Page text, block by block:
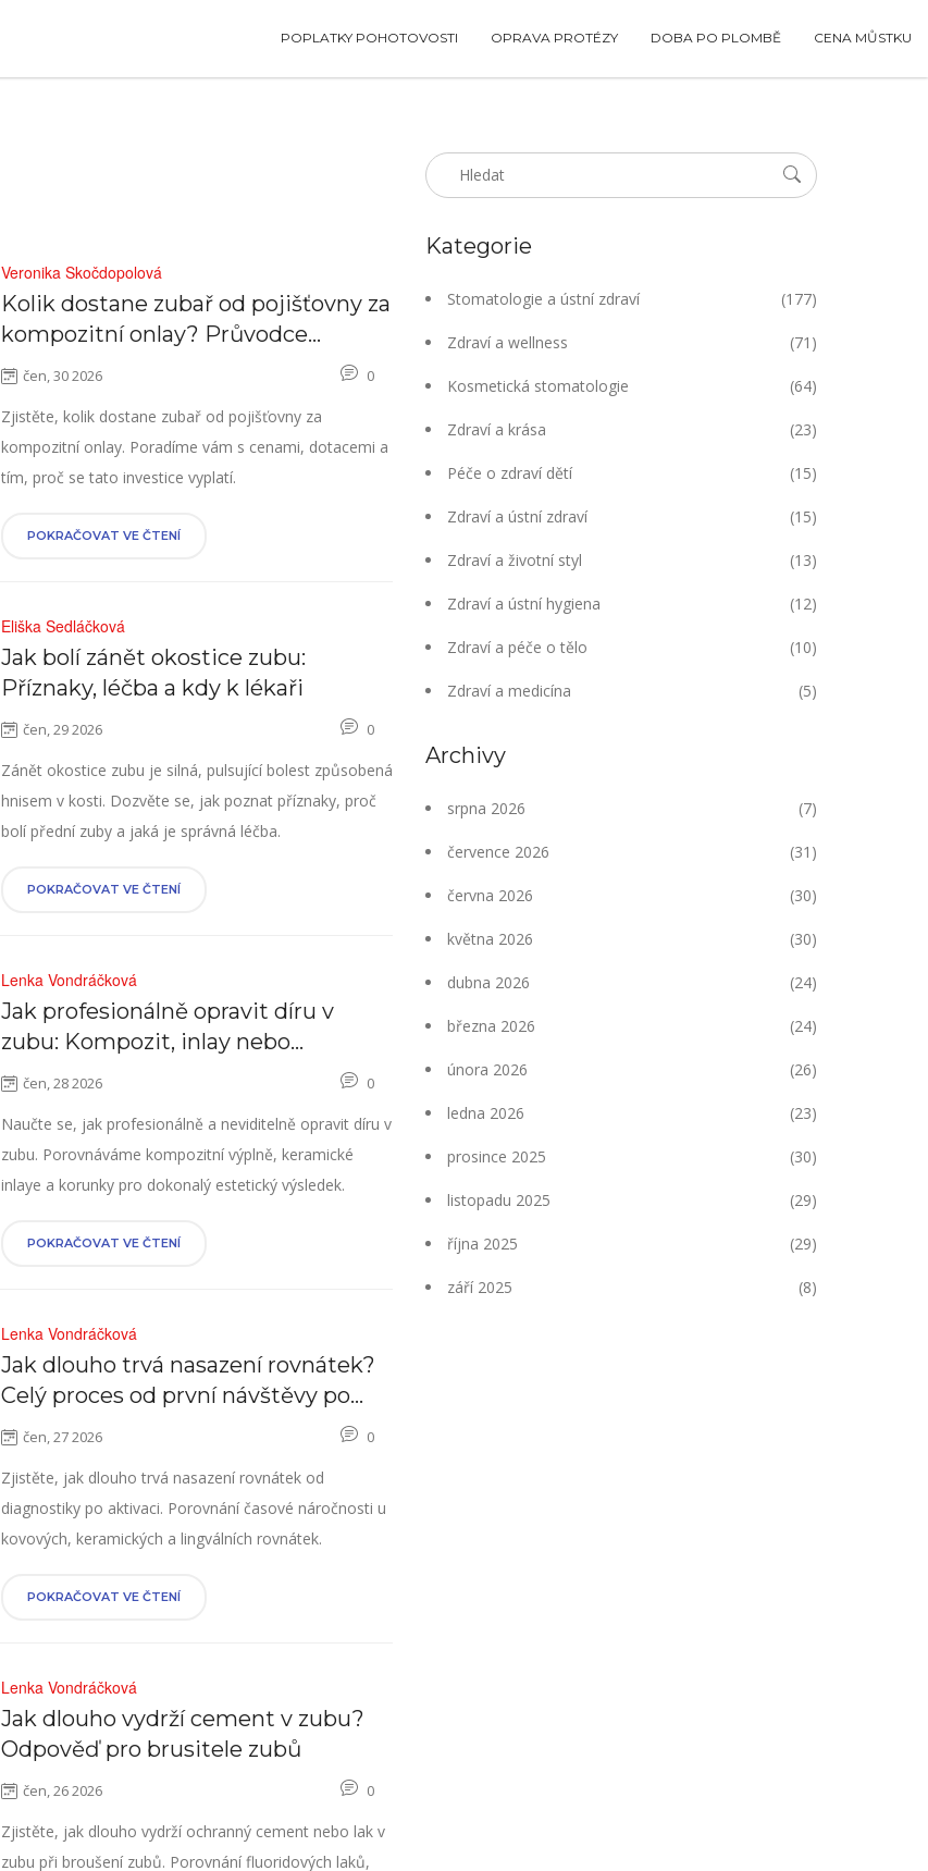
POPLATKY POHOTOVOSTI OPRAVA PROTÉZY DOBA PO PLOMBĚ CENA MŮSTKU
Veronika Skočdopolová
Kolik dostane zubař od pojišťovny za
kompozitní onlay? Průvodce
cenami a dotacemi v roce 2026
čen, 30 2026 0
Zjistěte, kolik dostane zubař od pojišťovny za
kompozitní onlay. Poradíme vám s cenami, dotacemi a
tím, proč se tato investice vyplatí.
POKRAČOVAT VE ČTENÍ
Eliška Sedláčková
Jak bolí zánět okostice zubu:
Příznaky, léčba a kdy k lékaři
čen, 29 2026 0
Zánět okostice zubu je silná, pulsující bolest způsobená
hnisem v kosti. Dozvěte se, jak poznat příznaky, proč
bolí přední zuby a jaká je správná léčba.
POKRAČOVAT VE ČTENÍ
Lenka Vondráčková
Jak profesionálně opravit díru v
zubu: Kompozit, inlay nebo
korunka?
čen, 28 2026 0
Naučte se, jak profesionálně a neviditelně opravit díru v
zubu. Porovnáváme kompozitní výplně, keramické
inlaye a korunky pro dokonalý estetický výsledek.
POKRAČOVAT VE ČTENÍ
Lenka Vondráčková
Jak dlouho trvá nasazení rovnátek?
Celý proces od první návštěvy po
aktivaci
čen, 27 2026 0
Zjistěte, jak dlouho trvá nasazení rovnátek od
diagnostiky po aktivaci. Porovnání časové náročnosti u
kovových, keramických a lingválních rovnátek.
POKRAČOVAT VE ČTENÍ
Lenka Vondráčková
Jak dlouho vydrží cement v zubu?
Odpověď pro brusitele zubů
čen, 26 2026 0
Zjistěte, jak dlouho vydrží ochranný cement nebo lak v
zubu při broušení zubů. Porovnání fluoridových laků,
Kategorie
Stomatologie a ústní zdraví (177)
Zdraví a wellness (71)
Kosmetická stomatologie (64)
Zdraví a krása (23)
Péče o zdraví dětí (15)
Zdraví a ústní zdraví (15)
Zdraví a životní styl (13)
Zdraví a ústní hygiena (12)
Zdraví a péče o tělo (10)
Zdraví a medicína (5)
Archivy
srpna 2026 (7)
července 2026 (31)
června 2026 (30)
května 2026 (30)
dubna 2026 (24)
března 2026 (24)
února 2026 (26)
ledna 2026 (23)
prosince 2025 (30)
listopadu 2025 (29)
října 2025 (29)
září 2025 (8)